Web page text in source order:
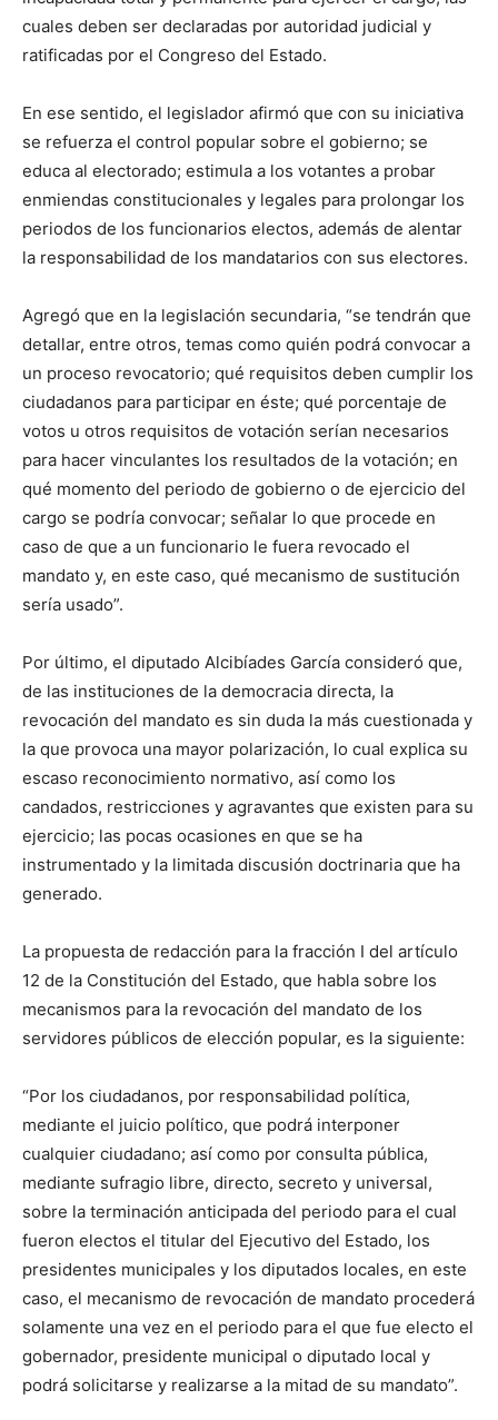
cuales deben ser declaradas por autoridad judicial y
ratificadas por el Congreso del Estado.
En ese sentido, el legislador afirmó que con su iniciativa
se refuerza el control popular sobre el gobierno; se
educa al electorado; estimula a los votantes a probar
enmiendas constitucionales y legales para prolongar los
periodos de los funcionarios electos, además de alentar
la responsabilidad de los mandatarios con sus electores.
Agregó que en la legislación secundaria, “se tendrán que
detallar, entre otros, temas como quién podrá convocar a
un proceso revocatorio; qué requisitos deben cumplir los
ciudadanos para participar en éste; qué porcentaje de
votos u otros requisitos de votación serían necesarios
para hacer vinculantes los resultados de la votación; en
qué momento del periodo de gobierno o de ejercicio del
cargo se podría convocar; señalar lo que procede en
caso de que a un funcionario le fuera revocado el
mandato y, en este caso, qué mecanismo de sustitución
sería usado”.
Por último, el diputado Alcibíades García consideró que,
de las instituciones de la democracia directa, la
revocación del mandato es sin duda la más cuestionada y
la que provoca una mayor polarización, lo cual explica su
escaso reconocimiento normativo, así como los
candados, restricciones y agravantes que existen para su
ejercicio; las pocas ocasiones en que se ha
instrumentado y la limitada discusión doctrinaria que ha
generado.
La propuesta de redacción para la fracción I del artículo
12 de la Constitución del Estado, que habla sobre los
mecanismos para la revocación del mandato de los
servidores públicos de elección popular, es la siguiente:
“Por los ciudadanos, por responsabilidad política,
mediante el juicio político, que podrá interponer
cualquier ciudadano; así como por consulta pública,
mediante sufragio libre, directo, secreto y universal,
sobre la terminación anticipada del periodo para el cual
fueron electos el titular del Ejecutivo del Estado, los
presidentes municipales y los diputados locales, en este
caso, el mecanismo de revocación de mandato procederá
solamente una vez en el periodo para el que fue electo el
gobernador, presidente municipal o diputado local y
podrá solicitarse y realizarse a la mitad de su mandato”.